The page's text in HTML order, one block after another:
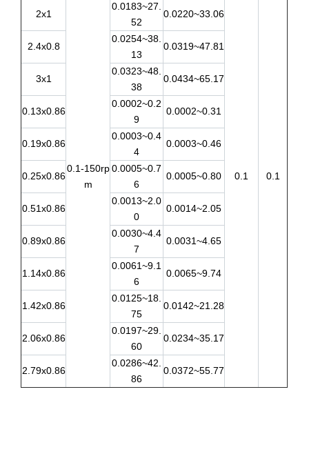
0.1-150rp
m
0.1 0.1
2x1
0.0183~27.
52
0.0220~33.06
2.4x0.8
0.0254~38.
13
0.0319~47.81
3x1
0.0323~48.
38
0.0434~65.17
0.13x0.86
0.0002~0.2
9
0.0002~0.31
0.19x0.86
0.0003~0.4
4
0.0003~0.46
0.25x0.86
0.0005~0.7
6
0.0005~0.80
0.51x0.86
0.0013~2.0
0
0.0014~2.05
0.89x0.86
0.0030~4.4
7
0.0031~4.65
1.14x0.86
0.0061~9.1
6
0.0065~9.74
1.42x0.86
0.0125~18.
75
0.0142~21.28
2.06x0.86
0.0197~29.
60
0.0234~35.17
2.79x0.86
0.0286~42.
86
0.0372~55.77